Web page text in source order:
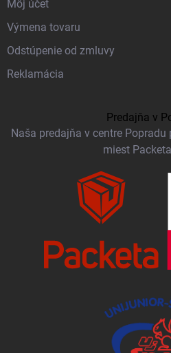
Môj účet
Výmena tovaru
Odstúpenie od zmluvy
Reklamácia
Predajňa v
Naša predajňa v centre
miest